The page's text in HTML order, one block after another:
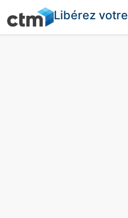
Libérez votre